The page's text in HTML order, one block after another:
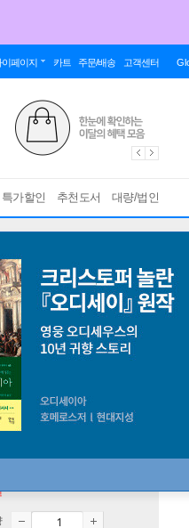
이페이지 카트 주문/배송 고객센터
특가할인 추천도서 대량/법인
서